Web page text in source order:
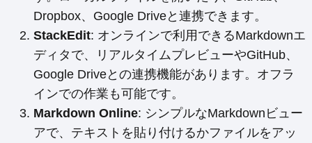
Dropbox、Google Driveと連携できます。
StackEdit: オンラインで利用できるMarkdownエ
ディタで、リアルタイムプレビューやGitHub、
Google Driveとの連携機能があります。オフラ
インでの作業も可能です。
Markdown Online: シンプルなMarkdownビュー
アで、テキストを貼り付けるかファイルをアッ